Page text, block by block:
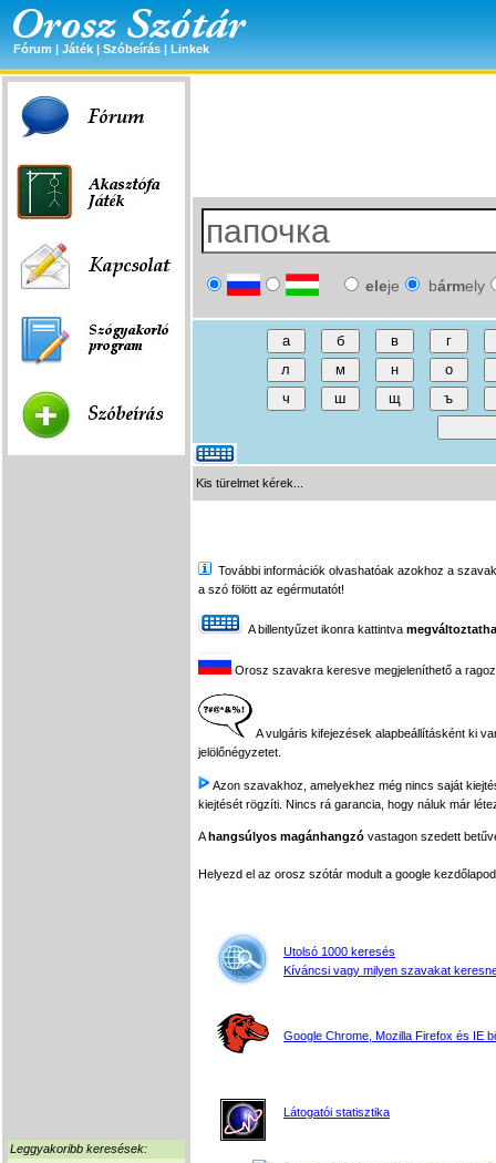
Fórum | Játék | Szóbeírás | Linkek
Leggyakoribb keresések:
eleje bármely
Kis türelmet kérek...
További információk olvashatóak azokhoz a
a szó fölött az egérmutatót!
A billentyűzet ikonra kattintva
Orosz szavakra keresve megjeleníthető a
A vulgáris kifejezések alapbeállításként ki
jelölőnégyzetet.
Azon szavakhoz, amelyekhez még nincs saját
kiejtését rögzíti. Nincs rá garancia, hogy náluk már
Ahangsúlyos magánhangzó vastagon szedett
Helyezd el az orosz szótár modult a google
Utolsó 1000 keresés
Kíváncsi vagy milyen szavakat
Google Chrome, Mozilla Firefox és IE
Látogatói statisztika